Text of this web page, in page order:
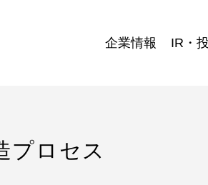
企業情報 IR・
プロセス